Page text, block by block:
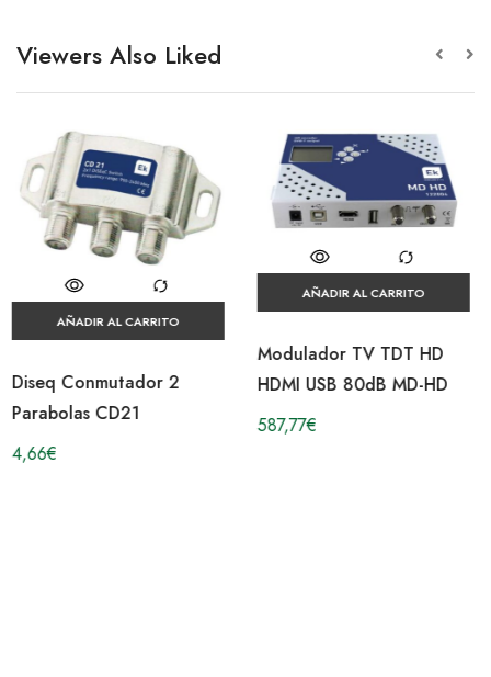
Viewers Also Liked
2
AÑADIR AL CARRITO
Modulador TV TDT HD
HDMI USB 80dB MD-HD
587,77
AÑADIR AL